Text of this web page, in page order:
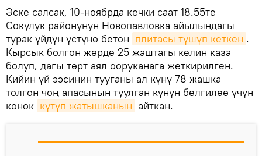
Эске салсак, 10-ноябрда кечки саат 18.55те
Сокулук районунун Новопавловка айылындагы
турак үйдүн үстүнө бетон плитасы түшүп кеткен .
Кырсык болгон жерде 25 жаштагы келин каза
болуп, дагы төрт аял ооруканага жеткирилген.
Кийин үй ээсинин тууганы ал күнү 78 жашка
толгон чоң апасынын туулган күнүн белгилөө үчүн
конок күтүп жатышканын айткан.